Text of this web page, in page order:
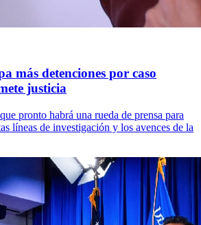
más detenciones por caso
justicia
pronto habrá una rueda de prensa para
líneas de investigación y los avences de la